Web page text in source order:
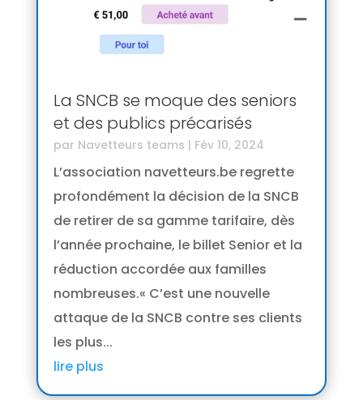
La SNCB se moque des seniors
et des publics précarisés
par Navetteurs teams | Fév 10, 2024
L’association navetteurs.be regrette
profondément la décision de la SNCB
de retirer de sa gamme tarifaire, dès
l’année prochaine, le billet Senior et la
réduction accordée aux familles
nombreuses.« C’est une nouvelle
attaque de la SNCB contre ses clients
les plus...
lire plus